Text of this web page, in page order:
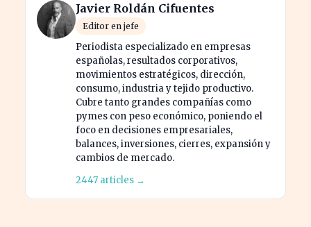
Javier Roldán Cifuentes
Editor en jefe
Periodista especializado en empresas
españolas, resultados corporativos,
movimientos estratégicos, dirección,
consumo, industria y tejido productivo.
Cubre tanto grandes compañías como
pymes con peso económico, poniendo el
foco en decisiones empresariales,
balances, inversiones, cierres, expansión y
cambios de mercado.
2447 articles →